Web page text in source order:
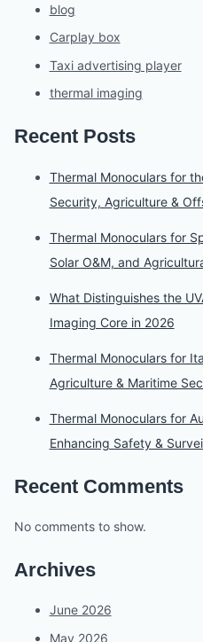
blog
Carplay box
Taxi advertising player
thermal imaging
Recent Posts
Thermal Monoculars for
Security, Agriculture &
Thermal Monoculars for
Solar O&M, and
What Distinguishes the
Imaging Core in 2026
Thermal Monoculars for
Agriculture & Maritime
Thermal Monoculars for
Enhancing Safety &
Recent Comments
No comments to show.
Archives
June 2026
May 2026